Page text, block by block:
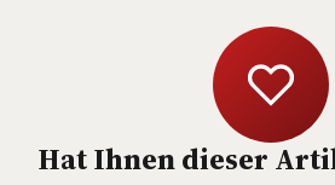
Hat Ihnen dieser